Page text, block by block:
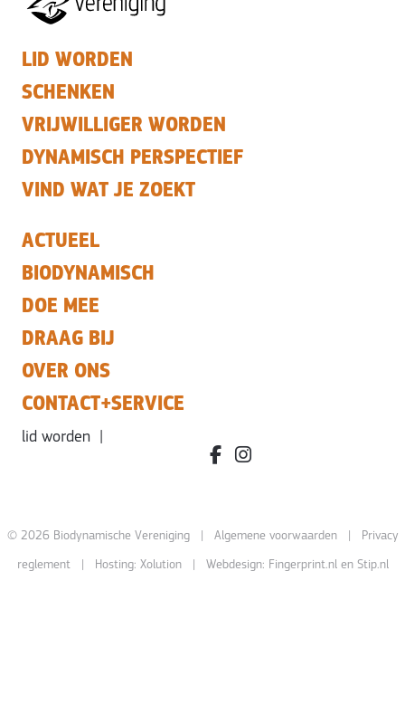
LID WORDEN
SCHENKEN
VRIJWILLIGER WORDEN
DYNAMISCH PERSPECTIEF
VIND WAT JE ZOEKT
ACTUEEL
BIODYNAMISCH
DOE MEE
DRAAG BIJ
OVER ONS
CONTACT+SERVICE
lid worden
facebook.com/bdvereniging/
instagram.com/
© 2026 Biodynamische Vereniging | Algemene voorwaarden| Privacy
reglement| Hosting: Xolution| Webdesign: Fingerprint.nlen Stip.nl